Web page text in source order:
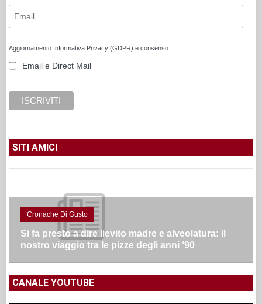
Aggiornamento Informativa Privacy (GDPR) e consenso
Email e Direct Mail
SITI AMICI
Cronache Di Gusto
Si fa presto a dire lievito madre e alveolatura: il
nostro viaggio tra le pizze degli anni ‘90
CANALE YOUTUBE